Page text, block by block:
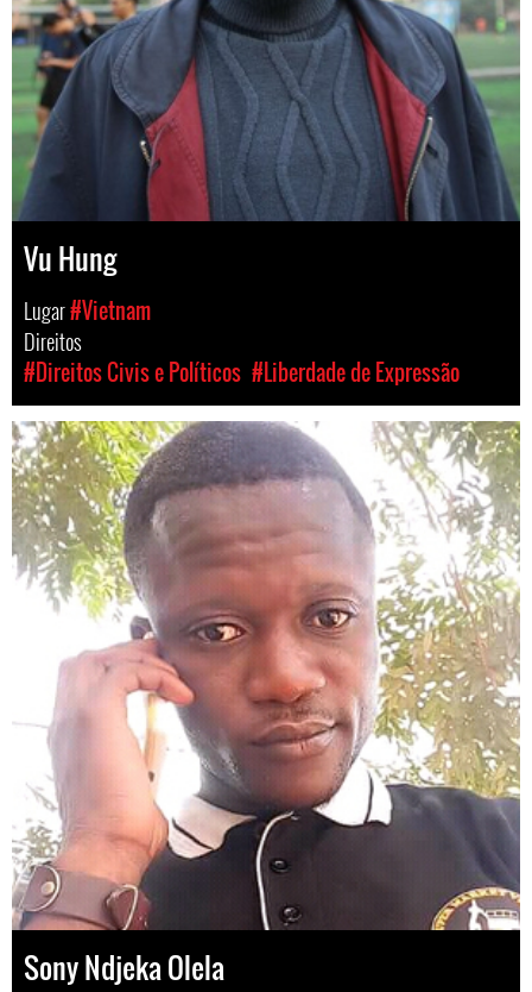
Vu Hung
Lugar#Vietnam
Direitos
#Direitos Civis e Políticos #Liberdade de Expressão
Sony Ndjeka Olela